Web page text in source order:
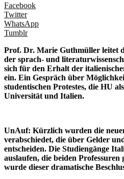
Facebook
Twitter
WhatsApp
Tumblr
Prof. Dr. Marie Guthmüller leitet
der sprach- und
sich für den Erhalt der
ein. Ein Gespräch über
studentischen Protestes, die HU
Universität und Italien.
UnAuf: Kürzlich wurden die
verabschiedet, die über Gelder
entscheiden. Die Studiengänge
auslaufen, die beiden Professuren
wurde dieser dramatische